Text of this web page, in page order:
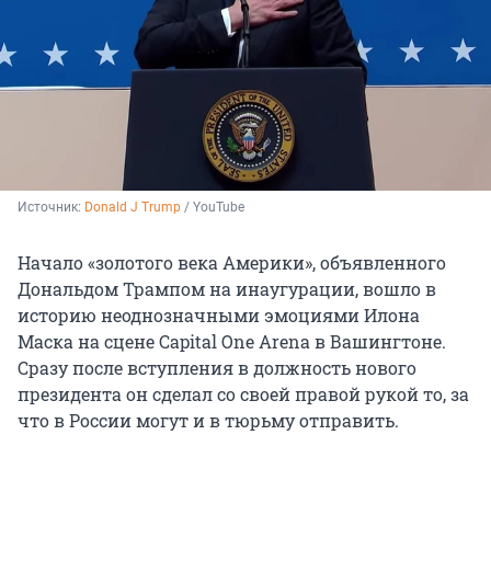
Источник: Donald J Trump / YouTube
Начало «золотого века Америки», объявленного
Дональдом Трампом на инаугурации, вошло в
историю неоднозначными эмоциями Илона
Маска на сцене Capital One Arena в Вашингтоне.
Сразу после вступления в должность нового
президента он сделал со своей правой рукой то, за
что в России могут и в тюрьму отправить.